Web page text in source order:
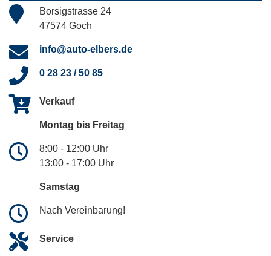
Borsigstrasse 24
47574 Goch
info@auto-elbers.de
0 28 23 / 50 85
Verkauf
Montag bis Freitag
8:00 - 12:00 Uhr
13:00 - 17:00 Uhr
Samstag
Nach Vereinbarung!
Service